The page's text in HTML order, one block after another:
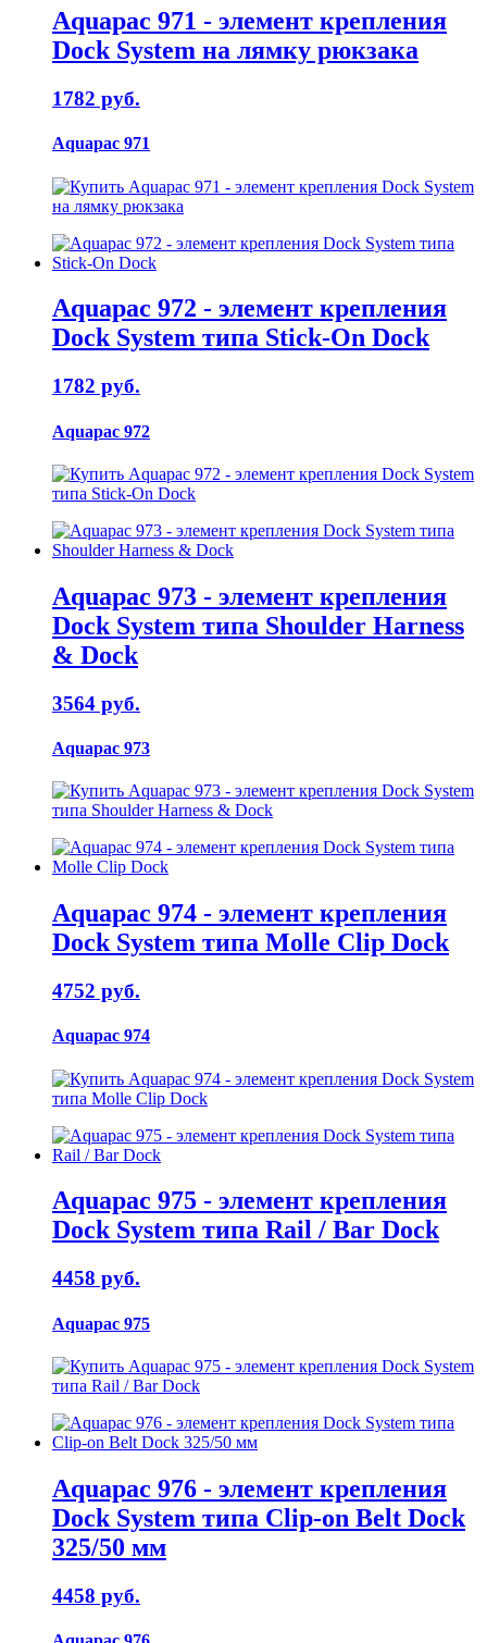
Aquapac 971 - элемент крепления
Dock System на лямку рюкзака
1782 руб.
Aquapac 971
Aquapac 972 - элемент крепления
Dock System типа Stick-On Dock
1782 руб.
Aquapac 972
Aquapac 973 - элемент крепления
Dock System типа Shoulder Harness
& Dock
3564 руб.
Aquapac 973
Aquapac 974 - элемент крепления
Dock System типа Molle Clip Dock
4752 руб.
Aquapac 974
Aquapac 975 - элемент крепления
Dock System типа Rail / Bar Dock
4458 руб.
Aquapac 975
Aquapac 976 - элемент крепления
Dock System типа Clip-on Belt Dock
325/50 мм
4458 руб.